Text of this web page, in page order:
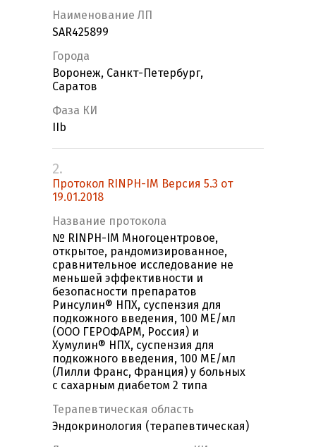
Наименование ЛП
SAR425899
Города
Воронеж, Санкт-Петербург,
Саратов
Фаза КИ
IIb
2.
Протокол RINPH-IM Версия 5.3 от
19.01.2018
Название протокола
№ RINPH-IM Многоцентровое,
открытое, рандомизированное,
сравнительное исследование не
меньшей эффективности и
безопасности препаратов
Ринсулин® НПХ, суспензия для
подкожного введения, 100 МЕ/мл
(ООО ГЕРОФАРМ, Россия) и
Хумулин® НПХ, суспензия для
подкожного введения, 100 МЕ/мл
(Лилли Франс, Франция) у больных
с сахарным диабетом 2 типа
Терапевтическая область
Эндокринология (терапевтическая)